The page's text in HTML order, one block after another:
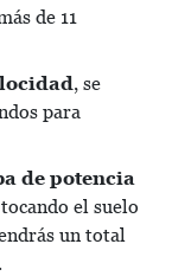
de 11
, se
para
de potencia
el suelo
un total